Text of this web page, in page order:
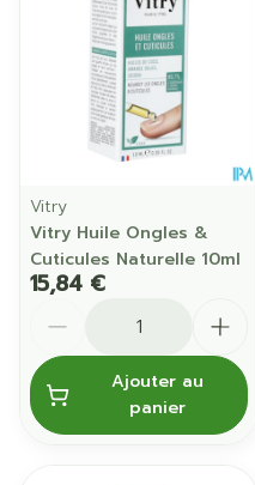
Vitry
Vitry Huile Ongles &
Cuticules Naturelle 10ml
15,84 €
Ajouter au
panier